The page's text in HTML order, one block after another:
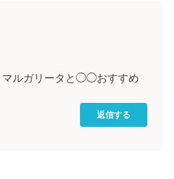
マルガリータと◯◯おすすめ
返信する